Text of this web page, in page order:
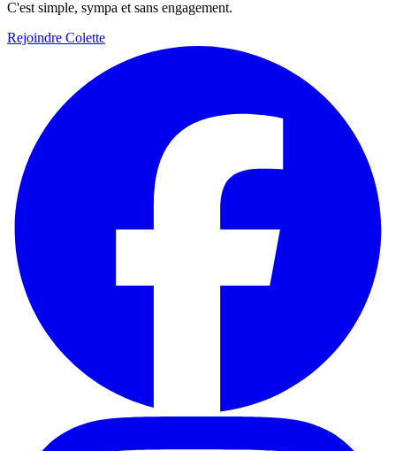
C'est simple, sympa et sans engagement.
Rejoindre Colette